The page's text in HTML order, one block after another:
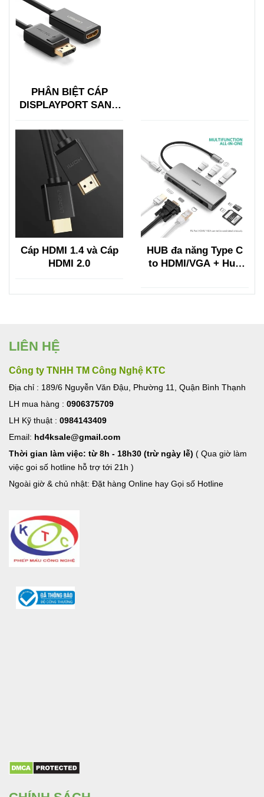
PHÂN BIỆT CÁP
DISPLAYPORT SANG
DISPLAYPORT
Cáp HDMI 1.4 và Cáp
HDMI 2.0
HUB đa năng Type C
to HDMI/VGA + Hub
LIÊN HỆ
Công ty TNHH TM Công Nghệ KTC
Địa chỉ : 189/6 Nguyễn Văn Đậu, Phường 11, Quận Bình Thạnh
LH mua hàng : 0906375709
LH Kỹ thuật : 0984143409
Email: hd4ksale@gmail.com
Thời gian làm việc: từ 8h - 18h30 (trừ ngày lễ) ( Qua giờ làm
việc goi số hotline hỗ trợ tới 21h )
Ngoài giờ & chủ nhật: Đặt hàng Online hay Gọi số Hotline